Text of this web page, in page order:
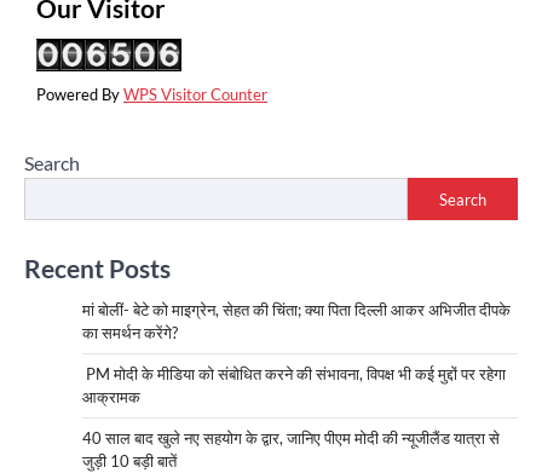
Our Visitor
Powered ByWPS Visitor Counter
Search
Search
Recent Posts
मां बोलीं- बेटे को माइग्रेन, सेहत की चिंता; क्या पिता दिल्ली आकर अभिजीत दीपके
का समर्थन करेंगे?
PM मोदी के मीडिया को संबोधित करने की संभावना, विपक्ष भी कई मुद्दों पर रहेगा
आक्रामक
40 साल बाद खुले नए सहयोग के द्वार, जानिए पीएम मोदी की न्यूजीलैंड यात्रा से
जुड़ी 10 बड़ी बातें